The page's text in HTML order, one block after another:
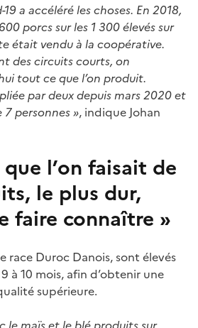
a accéléré les choses. En 2018,
porcs sur les 1 300 élevés sur
était vendu à la coopérative.
des circuits courts, on
tout ce que l’on produit.
par deux depuis mars 2020 et
personnes », indique Johan
l’on faisait de
le plus dur,
faire connaître »
race Duroc Danois, sont élevés
à 10 mois, afin d’obtenir une
supérieure.